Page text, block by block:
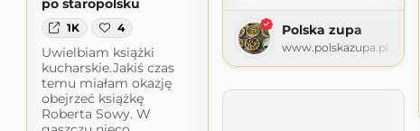
Polska zupa
www.polskazupa.pl
po staropolsku
1K 4
Uwielbiam książki
kucharskie.Jakiś czas
temu miałam okazję
obejrzeć książkę
Roberta Sowy. W